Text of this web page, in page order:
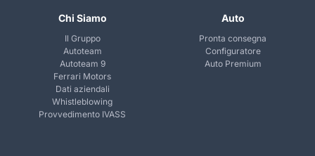
Chi Siamo
Il Gruppo
Autoteam
Autoteam 9
Ferrari Motors
Dati aziendali
Whistleblowing
Provvedimento IVASS
Auto
Pronta consegna
Configuratore
Auto Premium